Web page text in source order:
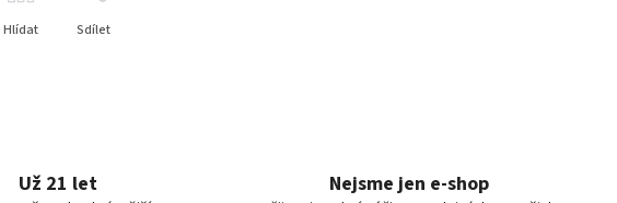
Hlídat Sdílet
Už 21 let Nejsme jen e-shop